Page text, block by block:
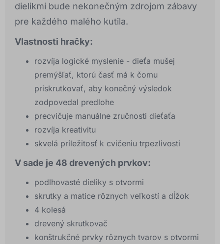
dielikmi bude nekonečným zdrojom zábavy
pre každého malého kutila.
Vlastnosti hračky:
rozvíja logické myslenie - dieťa mušej
premýšľať, ktorú časť má k čomu
priskrutkovať, aby konečný výsledok
zodpovedal predlohe
precvičuje manuálne zručnosti dieťaťa
rozvíja kreativitu
skvelá príležitosť k cvičeniu trpezlivosti
V sade je 48 drevených prvkov:
podlhovasté dieliky s otvormi
skrutky a matice rôznych veľkostí a dĺžok
4 kolesá
drevený skrutkovač
konštrukčné prvky rôznych tvarov s otvormi